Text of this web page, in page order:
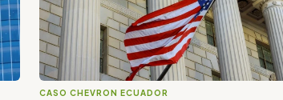
CASO CHEVRON ECUADOR